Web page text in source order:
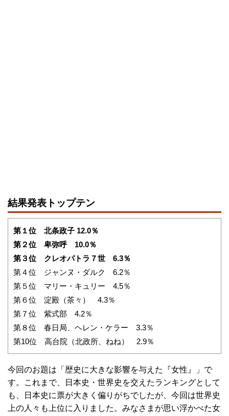
結果発表トップテン
第１位 北条政子 12.0％
第２位 卑弥呼 10.0％
第３位 クレオパトラ７世 6.3％
第４位 ジャンヌ・ダルク 6.2％
第５位 マリー・キュリー 4.5％
第６位 淀殿（茶々） 4.3％
第７位 紫式部 4.2％
第８位 春日局、ヘレン・ケラー 3.3％
第10位 高台院（北政所、ねね） 2.9％
今回のお題は「歴史に大きな影響を与えた『女性』」で
す。これまで、日本史・世界史を交えたランキングとして
も、日本史に票が大きく偏りがちでしたが、今回は世界史
上の人々も上位に入りました。みなさまが思い浮かべた女